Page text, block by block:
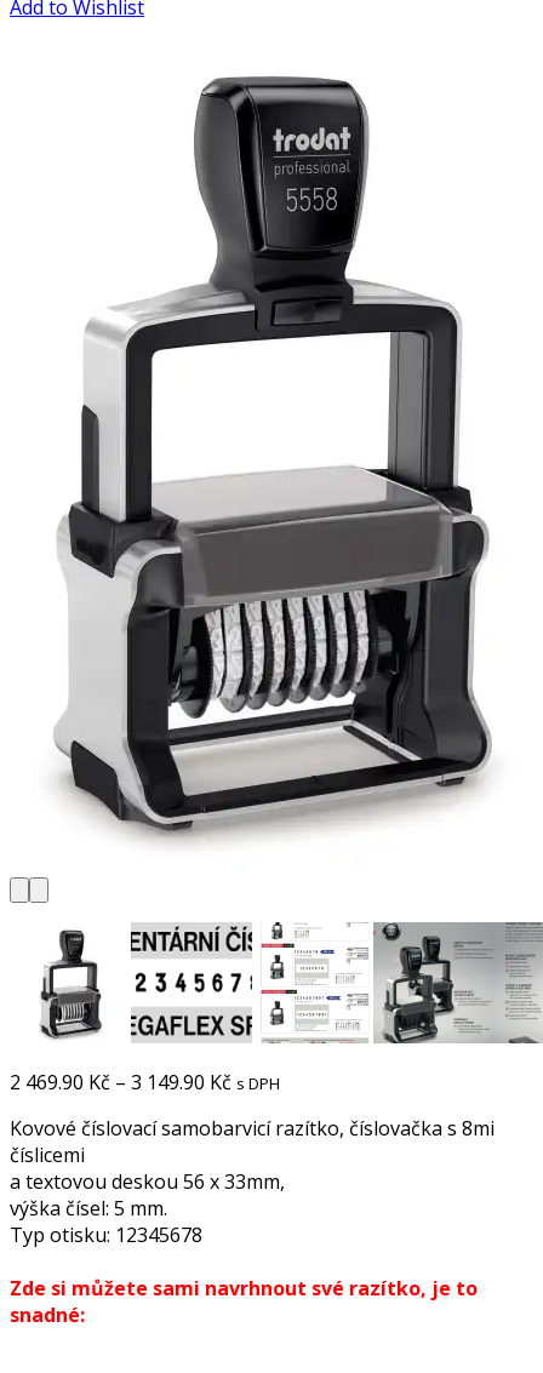
Add to Wishlist
2 469.90 Kč – 3 149.90 Kč s DPH
Kovové číslovací samobarvicí razítko, číslovačka s 8mi
číslicemi
a textovou deskou 56 x 33mm,
výška čísel: 5 mm.
Typ otisku: 12345678
Zde si můžete sami navrhnout své razítko, je to
snadné: